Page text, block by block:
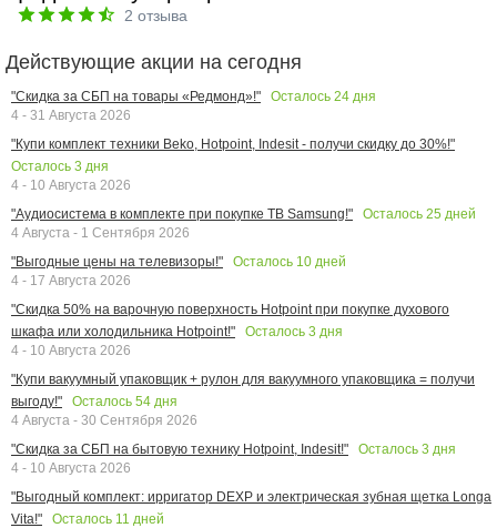
2 отзыва
Действующие акции на сегодня
"Скидка за СБП на товары «Редмонд»!" Осталось 24 дня
4 - 31 Августа 2026
"Купи комплект техники Beko, Hotpoint, Indesit - получи скидку до 30%!"
Осталось 3 дня
4 - 10 Августа 2026
"Аудиосистема в комплекте при покупке ТВ Samsung!"
Осталось 25 дней
4 Августа - 1 Сентября 2026
"Выгодные цены на телевизоры!"
Осталось 10 дней
4 - 17 Августа 2026
"Скидка 50% на варочную поверхность Hotpoint при покупке духового
шкафа или холодильника Hotpoint!"
Осталось 3 дня
4 - 10 Августа 2026
"Купи вакуумный упаковщик + рулон для вакуумного упаковщика = получи
выгоду!"
Осталось 54 дня
4 Августа - 30 Сентября 2026
"Скидка за СБП на бытовую технику Hotpoint, Indesit!"
Осталось 3 дня
4 - 10 Августа 2026
"Выгодный комплект: ирригатор DEXP и электрическая зубная щетка Longa
Vita!"
Осталось 11 дней